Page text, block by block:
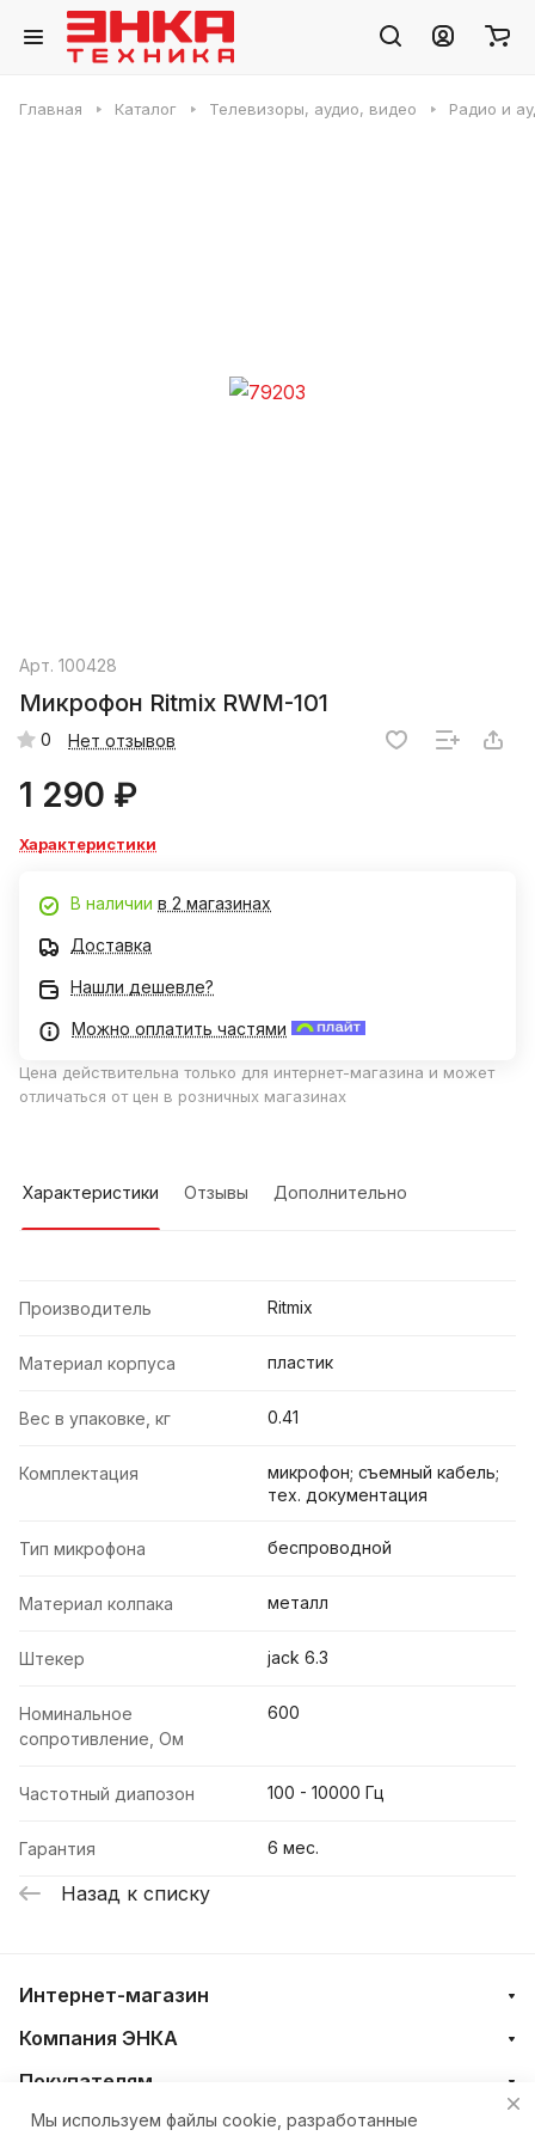
Главная Каталог Телевизоры, аудио, видео Радио и
Арт. 100428
Микрофон Ritmix RWM-101
0 Нет отзывов
1 290 ₽
Характеристики
В наличии в 2 магазинах
Доставка
Нашли дешевле?
Можно оплатить частями
Цена действительна только для интернет-магазина и может
отличаться от цен в розничных магазинах
Характеристики Отзывы Дополнительно
Производитель Ritmix
Материал корпуса пластик
Вес в упаковке, кг 0.41
Комплектация
микрофон; съемный кабель;
тех. документация
Тип микрофона беспроводной
Материал колпака металл
Штекер jack 6.3
Номинальное
сопротивление, Ом
600
Частотный диапозон 100 - 10000 Гц
Гарантия 6 мес.
Назад к списку
Интернет-магазин
Компания ЭНКА
Покупателям
Мы используем файлы cookie, разработанные